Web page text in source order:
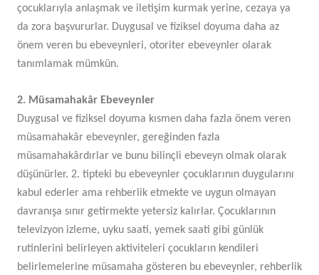
çocuklarıyla anlaşmak ve iletişim kurmak yerine, cezaya ya
da zora başvururlar. Duygusal ve fiziksel doyuma daha az
önem veren bu ebeveynleri, otoriter ebeveynler olarak
tanımlamak mümkün.
2. Müsamahakâr Ebeveynler
Duygusal ve fiziksel doyuma kısmen daha fazla önem veren
müsamahakâr ebeveynler, gereğinden fazla
müsamahakârdırlar ve bunu bilinçli ebeveyn olmak olarak
düşünürler. 2. tipteki bu ebeveynler çocuklarının duygularını
kabul ederler ama rehberlik etmekte ve uygun olmayan
davranışa sınır getirmekte yetersiz kalırlar. Çocuklarının
televizyon izleme, uyku saati, yemek saati gibi günlük
rutinlerini belirleyen aktiviteleri çocukların kendileri
belirlemelerine müsamaha gösteren bu ebeveynler, rehberlik